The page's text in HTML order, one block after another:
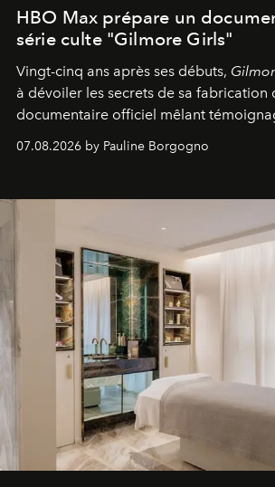
HBO Max prépare un
série culte "Gilmore Girls"
Vingt-cinq ans après ses débuts,
à dévoiler les secrets de sa fabrication
documentaire officiel mêlant
inédites et plongée dans les coulisses
générationnel.
07.08.2026 by Pauline Borgogno